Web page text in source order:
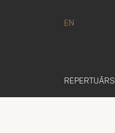
EN
REPERTUĀRS